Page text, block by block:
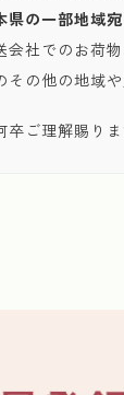
県の一部地域
社でのお荷
の他の地域
ご理解賜り